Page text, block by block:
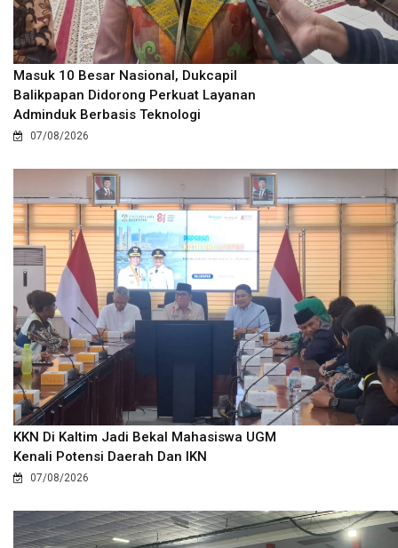
Masuk 10 Besar Nasional, Dukcapil
Balikpapan Didorong Perkuat Layanan
Adminduk Berbasis Teknologi
07/08/2026
KKN Di Kaltim Jadi Bekal Mahasiswa UGM
Kenali Potensi Daerah Dan IKN
07/08/2026